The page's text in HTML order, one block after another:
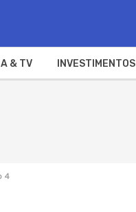
& TV INVESTIMENTOS
4